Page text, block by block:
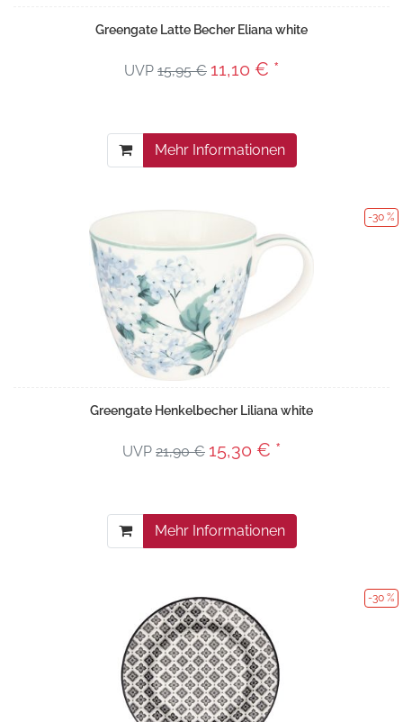
Greengate Latte Becher Eliana white
UVP 15,95 € 11,10 € *
Mehr Informationen
-30 %
Greengate Henkelbecher Liliana white
UVP 21,90 € 15,30 € *
Mehr Informationen
-30 %